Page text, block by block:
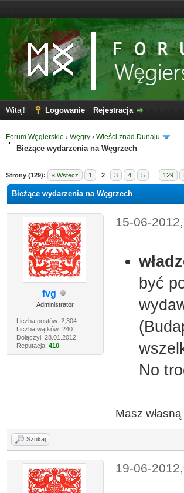
Witaj! Logowanie Rejestracja
Forum Węgierskie › Węgry › Wieści znad Dunaju
Bieżące wydarzenia na Węgrzech
Strony (129): « Wstecz 1 2 3 4 5 129
Bieżące wydarzenia na Węgrzech
fvg
Administrator
Liczba postów: 2,304
Liczba wątków: 240
Dołączył: 28.01.2012
Reputacja: 410
15-06-
być
No
Masz
Szukaj
19-06-